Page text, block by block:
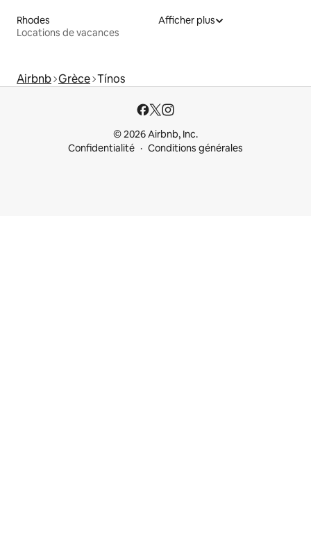
Rhodes
Locations de vacances
Afficher plus
Airbnb Grèce Tínos
© 2026 Airbnb, Inc.
Confidentialité
Conditions générales